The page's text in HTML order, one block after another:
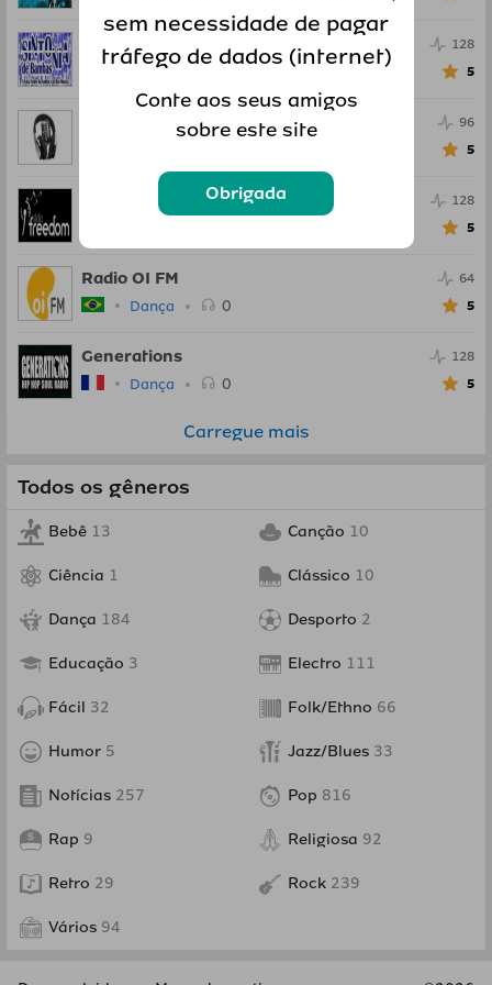
Radio Sintonia de Bambas
Dança
128
5
Radio Studio 97
96
5
Radio Freedom
128
5
Radio OI FM
Dança 0
64
5
Generations
Dança 0
128
5
Carregue mais
Todos os gêneros
Bebê 13 Canção 10
Ciência 1 Clássico 10
Dança 184 Desporto 2
Educação 3 Electro 111
Fácil 32 Folk/Ethno 66
Humor 5 Jazz/Blues 33
Notícias 257 Pop 816
Rap 9 Religiosa 92
Retro 29 Rock 239
Vários 94
sem necessidade de pagar
tráfego de dados (internet)
Conte aos seus amigos
sobre este site
Obrigada